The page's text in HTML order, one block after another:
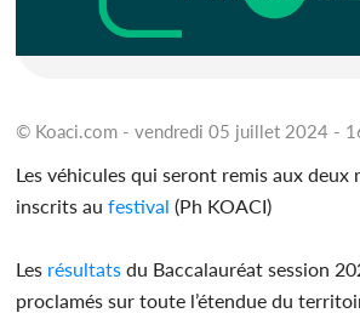
© Koaci.com - vendredi 05 juillet 2024 -
Les véhicules qui seront remis aux deux
inscrits aufestival (Ph KOACI)
Les résultats du Baccalauréat session
proclamés sur toute l’étendue du